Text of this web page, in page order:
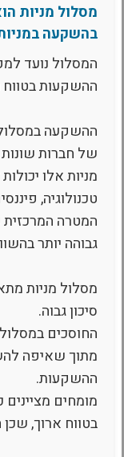
מסלול מניות
בהשקעה
המסלול נועד
ההשקעות בטווח
ההשקעה
של חברות
מניות אלו
טכנולוגיה,
המטרה
גבוהה יותר
מסלול מניות
סיכון גבוה.
החוסכים
מתוך שאיפה
ההשקעות.
מומחים
בטווח ארוך,